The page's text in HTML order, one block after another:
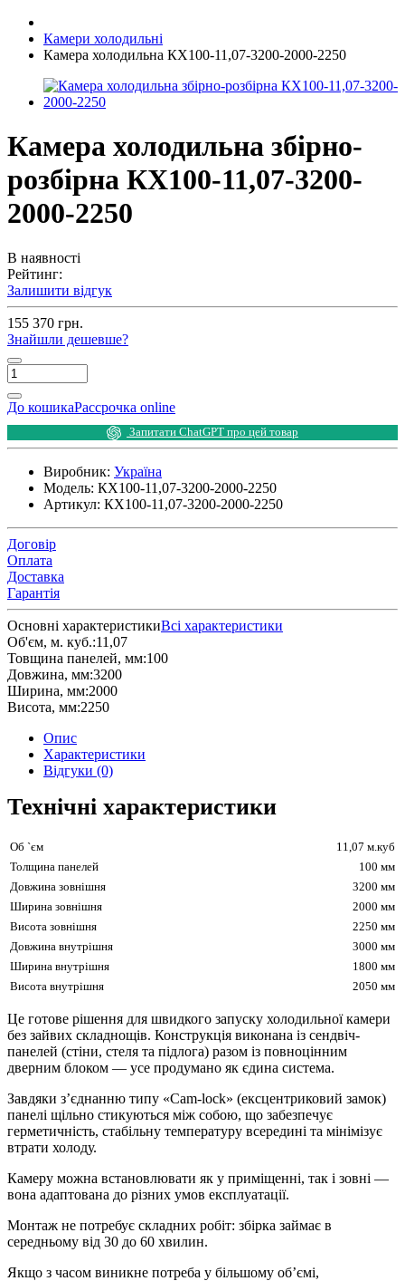
Камери холодильні
Камера холодильна КХ100-11,07-3200-2000-2250
Камера холодильна збірно-
розбірна КХ100-11,07-3200-
2000-2250
В наявності
Рейтинг:
Залишити відгук
155 370 грн.
Знайшли дешевше?
До кошикаРассрочка online
Запитати ChatGPT про цей товар
Виробник: Україна
Модель: КХ100-11,07-3200-2000-2250
Артикул: КХ100-11,07-3200-2000-2250
Договір
Оплата
Доставка
Гарантія
Основні характеристикиВсі характеристики
Об'єм, м. куб.:11,07
Товщина панелей, мм:100
Довжина, мм:3200
Ширина, мм:2000
Висота, мм:2250
Опис
Характеристики
Відгуки (0)
Технічні характеристики
Об `єм
11,07 м.куб
Толщина панелей
100 мм
Довжина зовнішня
3200 мм
Ширина зовнішня
2000 мм
Висота зовнішня
2250 мм
Довжина внутрішня
3000 мм
Ширина внутрішня
1800 мм
Висота внутрішня
2050 мм
Це готове рішення для швидкого запуску холодильної камери
без зайвих складнощів. Конструкція виконана із сендвіч-
панелей (стіни, стеля та підлога) разом із повноцінним
дверним блоком — усе продумано як єдина система.
Завдяки з’єднанню типу «Cam-lock» (ексцентриковий замок)
панелі щільно стикуються між собою, що забезпечує
герметичність, стабільну температуру всередині та мінімізує
втрати холоду.
Камеру можна встановлювати як у приміщенні, так і зовні —
вона адаптована до різних умов експлуатації.
Монтаж не потребує складних робіт: збірка займає в
середньому від 30 до 60 хвилин.
Якщо з часом виникне потреба у більшому об’ємі,